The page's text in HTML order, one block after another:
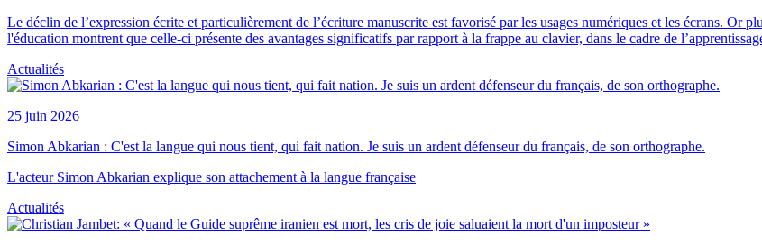
Le déclin de l’expression écrite et particulièrement de l’écriture manuscrite est favorisé par les usages numériques et les écrans. Or
l'éducation montrent que celle-ci présente des avantages significatifs par rapport à la frappe au clavier, dans le cadre de
Actualités
25 juin 2026
Simon Abkarian : C'est la langue qui nous tient, qui fait nation. Je suis un ardent défenseur du français, de son orthographe.
L'acteur Simon Abkarian explique son attachement à la langue française
Actualités